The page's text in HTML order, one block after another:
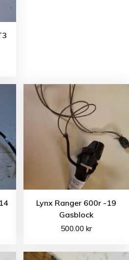
Lynx Ranger 600r -19
Gasblock
500.00 kr